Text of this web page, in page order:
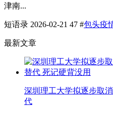
津南...
短语录 2026-02-21 47 #包头疫
最新文章
深圳理工大学拟逐步取
代